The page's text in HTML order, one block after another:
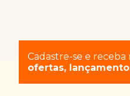
Cadastre-se e receba
ofertas,